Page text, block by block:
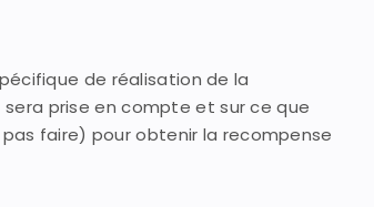
de réalisation de la
prise en compte et sur ce que
faire) pour obtenir la recompense